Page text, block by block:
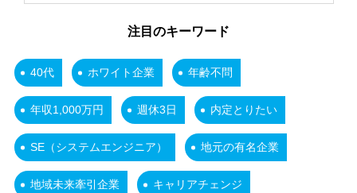
注目のキーワード
40代 ホワイト企業 年齢不問
年収1,000万円 週休3日 内定とりたい
SE（システムエンジニア） 地元の有名企業
地域未来牽引企業 キャリアチェンジ